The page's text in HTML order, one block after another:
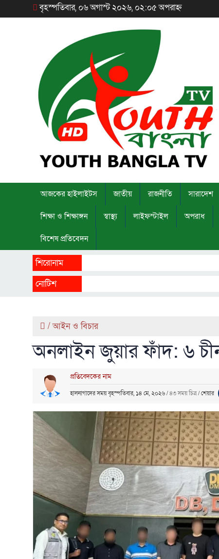
বৃহস্পতিবার, ০৬ অগাস্ট ২০২৬, ০২:০৫ অপরাহ্ন
আজকের হাইলাইটস জাতীয় রাজনীতি সারাদেশ
শিক্ষা ও শিক্ষাঙ্গন স্বাস্থ্য লাইফস্টাইল অপরাধ
বিশেষ প্রতিবেদন
শিরোনাম
নোটিশ
/আইন ও বিচার
অনলাইন জুয়ার ফাঁদ: ‎৬
প্রতিবেদকের নাম
হালনাগাদের সময় বৃহস্পতিবার, ১৪ মে, ২০২৬/৪৩ সময় চিত্র/শেয়ার